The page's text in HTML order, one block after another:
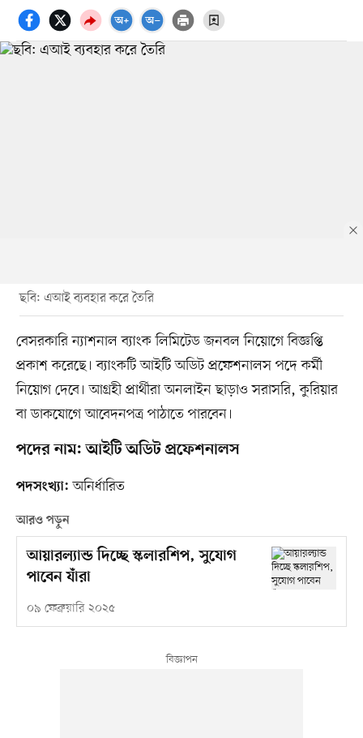
ছবি: এআই ব্যবহার করে তৈরি
বেসরকারি ন্যাশনাল ব্যাংক লিমিটেড জনবল নিয়োগে বিজ্ঞপ্তি
প্রকাশ করেছে। ব্যাংকটি আইটি অডিট প্রফেশনালস পদে কর্মী
নিয়োগ দেবে। আগ্রহী প্রার্থীরা অনলাইন ছাড়াও সরাসরি, কুরিয়ার
বা ডাকযোগে আবেদনপত্র পাঠাতে পারবেন।
পদের নাম: আইটি অডিট প্রফেশনালস
পদসংখ্যা: অনির্ধারিত
আরও পড়ুন
আয়ারল্যান্ড দিচ্ছে স্কলারশিপ, সুযোগ
পাবেন যাঁরা
০৯ ফেব্রুয়ারি ২০২৫